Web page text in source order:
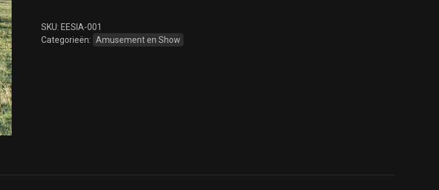
SKU: EESIA-001
Categorieën: Amusement en Show